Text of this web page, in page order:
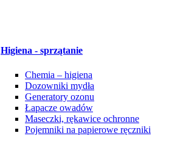
Higiena - sprzątanie
Chemia – higiena
Dozowniki mydła
Generatory ozonu
Łapacze owadów
Maseczki, rękawice ochronne
Pojemniki na papierowe ręczniki